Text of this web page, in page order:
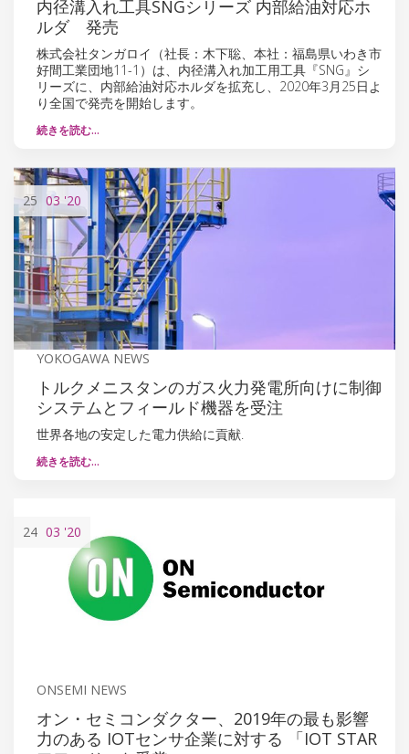
内径溝入れ工具SNGシリーズ 内部給油対応ホ
ルダ 発売
株式会社タンガロイ（社長：木下聡、本社：福島県いわき市
好間工業団地11-1）は、内径溝入れ加工用工具『SNG』シ
リーズに、内部給油対応ホルダを拡充し、2020年3月25日よ
り全国で発売を開始します。
続きを読む…
25 03'20
YOKOGAWA NEWS
トルクメニスタンのガス火力発電所向けに制御
システムとフィールド機器を受注
世界各地の安定した電力供給に貢献.
続きを読む…
24 03 '20
ONSEMI NEWS
オン・セミコンダクター、2019年の最も影響
力のある IOTセンサ企業に対する 「IOT STAR